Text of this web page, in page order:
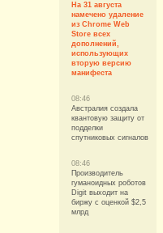
На 31 августа
намечено удаление
из Chrome Web
Store всех
дополнений,
использующих
вторую версию
манифеста
08:46
Австралия создала
квантовую защиту от
подделки
спутниковых сигналов
08:46
Производитель
гуманоидных роботов
Digit выходит на
биржу с оценкой $2,5
млрд